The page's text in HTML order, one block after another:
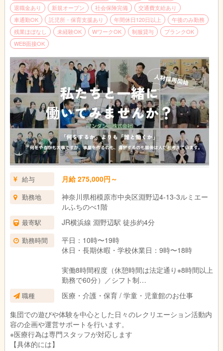
退職金あり
新規オープン 社会保険完備
交通費支給あり
車通勤OK
託児所・保育支援あり 年間休日120日以上
午後のみ勤務
残業ほぼなし
未経験OK WワークOK 制服貸与
ブランクOK
WEB面接OK
給与 月給 275,000円～
勤務地
神奈川県相模原市中央区淵野辺4-13-3ルミエー
ルふちのべ1階
最寄駅 JR横浜線 淵野辺駅 徒歩約4分
勤務時間
平日：10時〜19時
休日・長期休暇・学校休業日：9時〜18時
実働8時間程度（休憩時間は法定通り※8時間以上
勤務で60分）／シフト制
職種
医療・介護・保育 / 学童・児童館のお仕事
集団での遊びや体験を中心とした日々のレクリエーション活動内
容の企画や運営サポートを行います。
※医療行為は専門スタッフが対応します
【具体的には】